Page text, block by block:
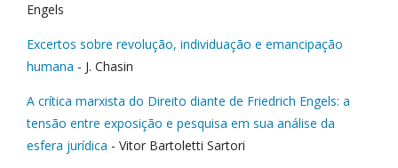
Engels
Excertos sobre revolução, individuação e emancipação
humana - J. Chasin
A crítica marxista do Direito diante de Friedrich Engels: a
tensão entre exposição e pesquisa em sua análise da
esfera jurídica - Vitor Bartoletti Sartori